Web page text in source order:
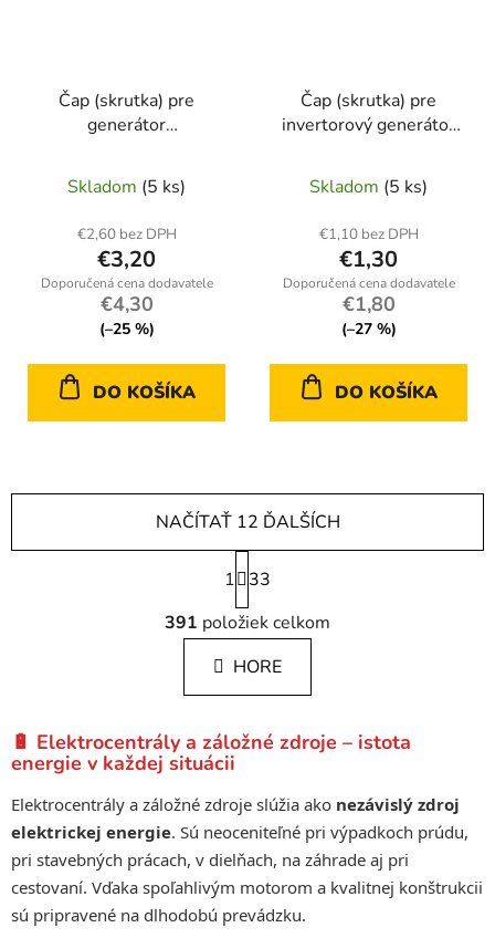
Čap (skrutka) pre
generátor
— náhradný diel
Skladom (5 ks)
€2,60 bez DPH
€3,20
€4,30
(–25 %)
DO KOŠÍKA
Čap (skrutka) pre
invertorový generátor
— náhradný diel
Skladom (5 ks)
€1,10 bez DPH
€1,30
€1,80
(–27 %)
DO KOŠÍKA
O
v
l
á
d
a
c
e
p
r
v
k
y
NAČÍTAŤ 12 ĎALŠÍCH
S
t
r
á
n
k
a
n
1
33
391 položiek celkom
HORE
🔋 Elektrocentrály a záložné zdroje – istota
energie v každej situácii
Elektrocentrály a záložné zdroje slúžia ako nezávislý zdroj
elektrickej energie. Sú neoceniteľné pri výpadkoch prúdu,
pri stavebných prácach, v dielňach, na záhrade aj pri
cestovaní. Vďaka spoľahlivým motorom a kvalitnej konštrukcii
sú pripravené na dlhodobú prevádzku.